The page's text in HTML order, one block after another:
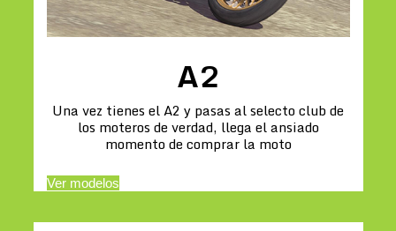
A2
Una vez tienes el A2 y pasas al selecto club de
los moteros de verdad, llega el ansiado
momento de comprar la moto
Ver modelos